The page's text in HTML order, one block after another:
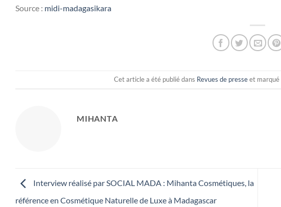
Source : midi-madagasikara
Cet article a été publié dans Revues de presseet marqué
MIHANTA
Interview réalisé par SOCIAL MADA : Mihanta Cosmétiques, la
référence en Cosmétique Naturelle de Luxe à Madagascar